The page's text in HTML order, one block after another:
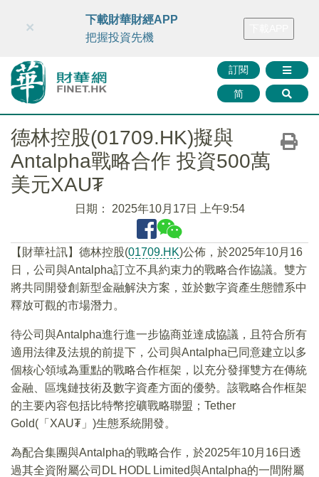
財華智庫網 FINTV FINMETA 財華證券 媒體矩陣
訂閱
简
×
下載財華財經APP
把握投資先機
德林控股(01709.HK)擬與
Antalpha戰略合作 投資500萬
美元XAU₮
日期： 2025年10月17日 上午9:54
【財華社訊】德林控股(01709.HK)公佈，於2025年10月16
日，公司與Antalpha訂立不具約束力的戰略合作協議。雙方
將共同開發創新型金融解決方案，並於數字資產生態體系中
釋放可觀的市場潛力。
待公司與Antalpha進行進一步協商並達成協議，且符合所有
適用法律及法規的前提下，公司與Antalpha已同意建立以多
個核心領域為重點的戰略合作框架，以充分發揮雙方在傳統
金融、區塊鏈技術及數字資產方面的優勢。該戰略合作框架
的主要內容包括比特幣挖礦戰略聯盟；Tether
Gold(「XAU₮」)生態系統開發。
為配合集團與Antalpha的戰略合作，於2025年10月16日透
過其全資附屬公司DL HODL Limited與Antalpha的一間附屬